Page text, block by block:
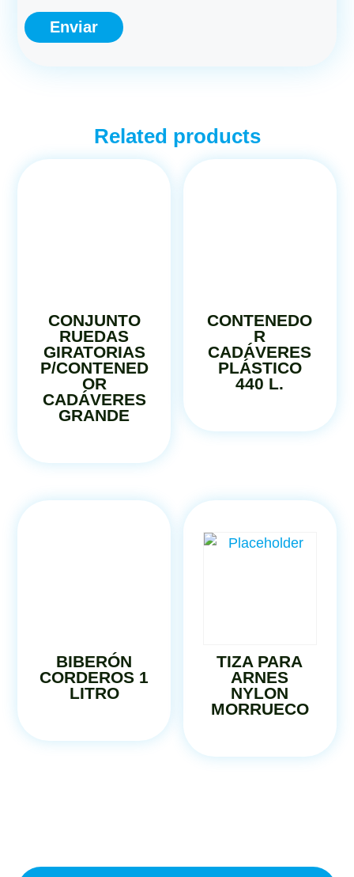
Related products
CONJUNTO
RUEDAS
GIRATORIAS
P/CONTENED
OR
CADÁVERES
GRANDE
CONTENEDO
R
CADÁVERES
PLÁSTICO
440 L.
BIBERÓN
CORDEROS 1
LITRO
TIZA PARA
ARNES
NYLON
MORRUECO